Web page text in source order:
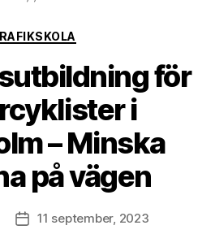
Kategorier
för
i
– Minska
på vägen
Inläggsdatum
11 september, 2023